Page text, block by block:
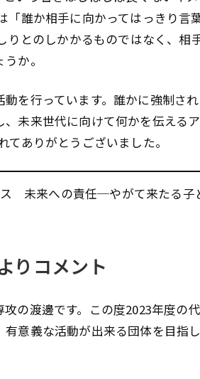
誰か相手に向かってはっきり言
りとのしかかるものではなく、相
か。
を行っています。誰かに強制さ
未来世代に向けて何かを伝える
てありがとうございました。
未来への責任─やがて来たる子
りコメント
の渡邊です。この度2023年度の
意義な活動が出来る団体を目指